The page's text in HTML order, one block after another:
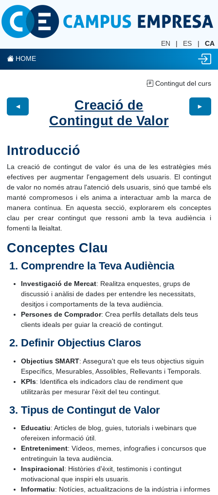
EN | ES |
CA
HOME
Contingut del curs
◄
Creació de
Contingut de Valor
►
Introducció
La creació de contingut de valor és una de les estratègies més
efectives per augmentar l'engagement dels usuaris. El contingut
de valor no només atrau l'atenció dels usuaris, sinó que també els
manté compromesos i els anima a interactuar amb la marca de
manera contínua. En aquesta secció, explorarem els conceptes
clau per crear contingut que ressoni amb la teva audiència i
fomenti la lleialtat.
Conceptes Clau
Comprendre la Teva Audiència
Investigació de Mercat: Realitza enquestes, grups de
discussió i anàlisi de dades per entendre les necessitats,
desitjos i comportaments de la teva audiència.
Persones de Comprador: Crea perfils detallats dels teus
clients ideals per guiar la creació de contingut.
Definir Objectius Claros
Objectius SMART: Assegura't que els teus objectius siguin
Específics, Mesurables, Assolibles, Rellevants i Temporals.
KPIs: Identifica els indicadors clau de rendiment que
utilitzaràs per mesurar l'èxit del teu contingut.
Tipus de Contingut de Valor
Educatiu: Articles de blog, guies, tutorials i webinars que
ofereixen informació útil.
Entreteniment: Vídeos, memes, infografies i concursos que
entretinguin la teva audiència.
Inspiracional: Històries d'èxit, testimonis i contingut
motivacional que inspiri els usuaris.
Informatiu: Notícies, actualitzacions de la indústria i informes